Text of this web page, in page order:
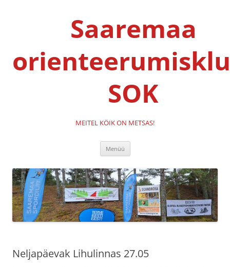
Saaremaa
SOK
MEITEL KÖIK ON METSAS!
Menüü
Neljapäevak Lihulinnas 27.05